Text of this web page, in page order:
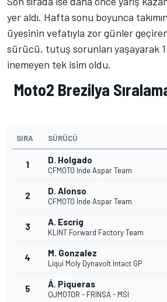
yer aldı. Hafta sonu boyunca
üyesinin vefatıyla zor günler
sürücü, tutuş sorunları yaşayarak
inemeyen tek isim oldu.
Moto2 Brezilya
SIRA SÜRÜCÜ
1 D. Holgado
CFMOTO Inde Aspar Team
2 D. Alonso
CFMOTO Inde Aspar Team
3 A. Escrig
KLINT Forward Factory Team
4 M. Gonzalez
Liqui Moly Dynavolt Intact GP
5 Á. Piqueras
QJMOTOR - FRINSA - MSI